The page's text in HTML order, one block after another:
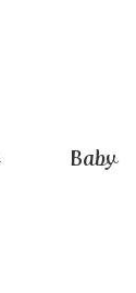
Baby